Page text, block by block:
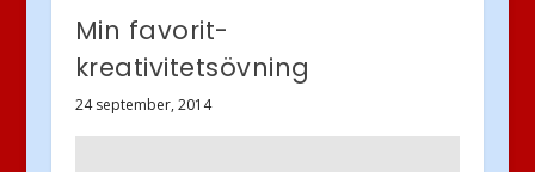
Min favorit-
kreativitetsövning
24 september, 2014